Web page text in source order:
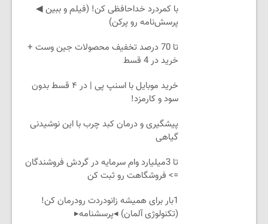
با کمردرد خداحافظی کن! (فیلم و ببین ◀
پرسش‌نامه رو پرکن)
تا 70 درصد تخفیف محصولات جین وست +
خرید در 4 قسط
خرید موبایل با اسنپ پی | در ۴ قسط بدون
سود و کارمزد!
پیشگیری و درمان کبد چرب با این نوشیدنی
گیاهی
تا 3میلیارد وام سرمایه در گردش فروشندگان
=> فروشگاهت رو ثبت کن
1بار برای همیشه زانودردت رودرمان کن!
(تکنولوژی آلمان) ◂پرسشنامه▸